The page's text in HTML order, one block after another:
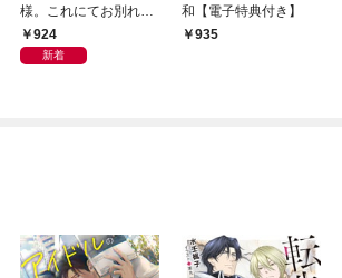
様。これにてお別れい
たしましょう
924
新着
和【電子特典付き】
935